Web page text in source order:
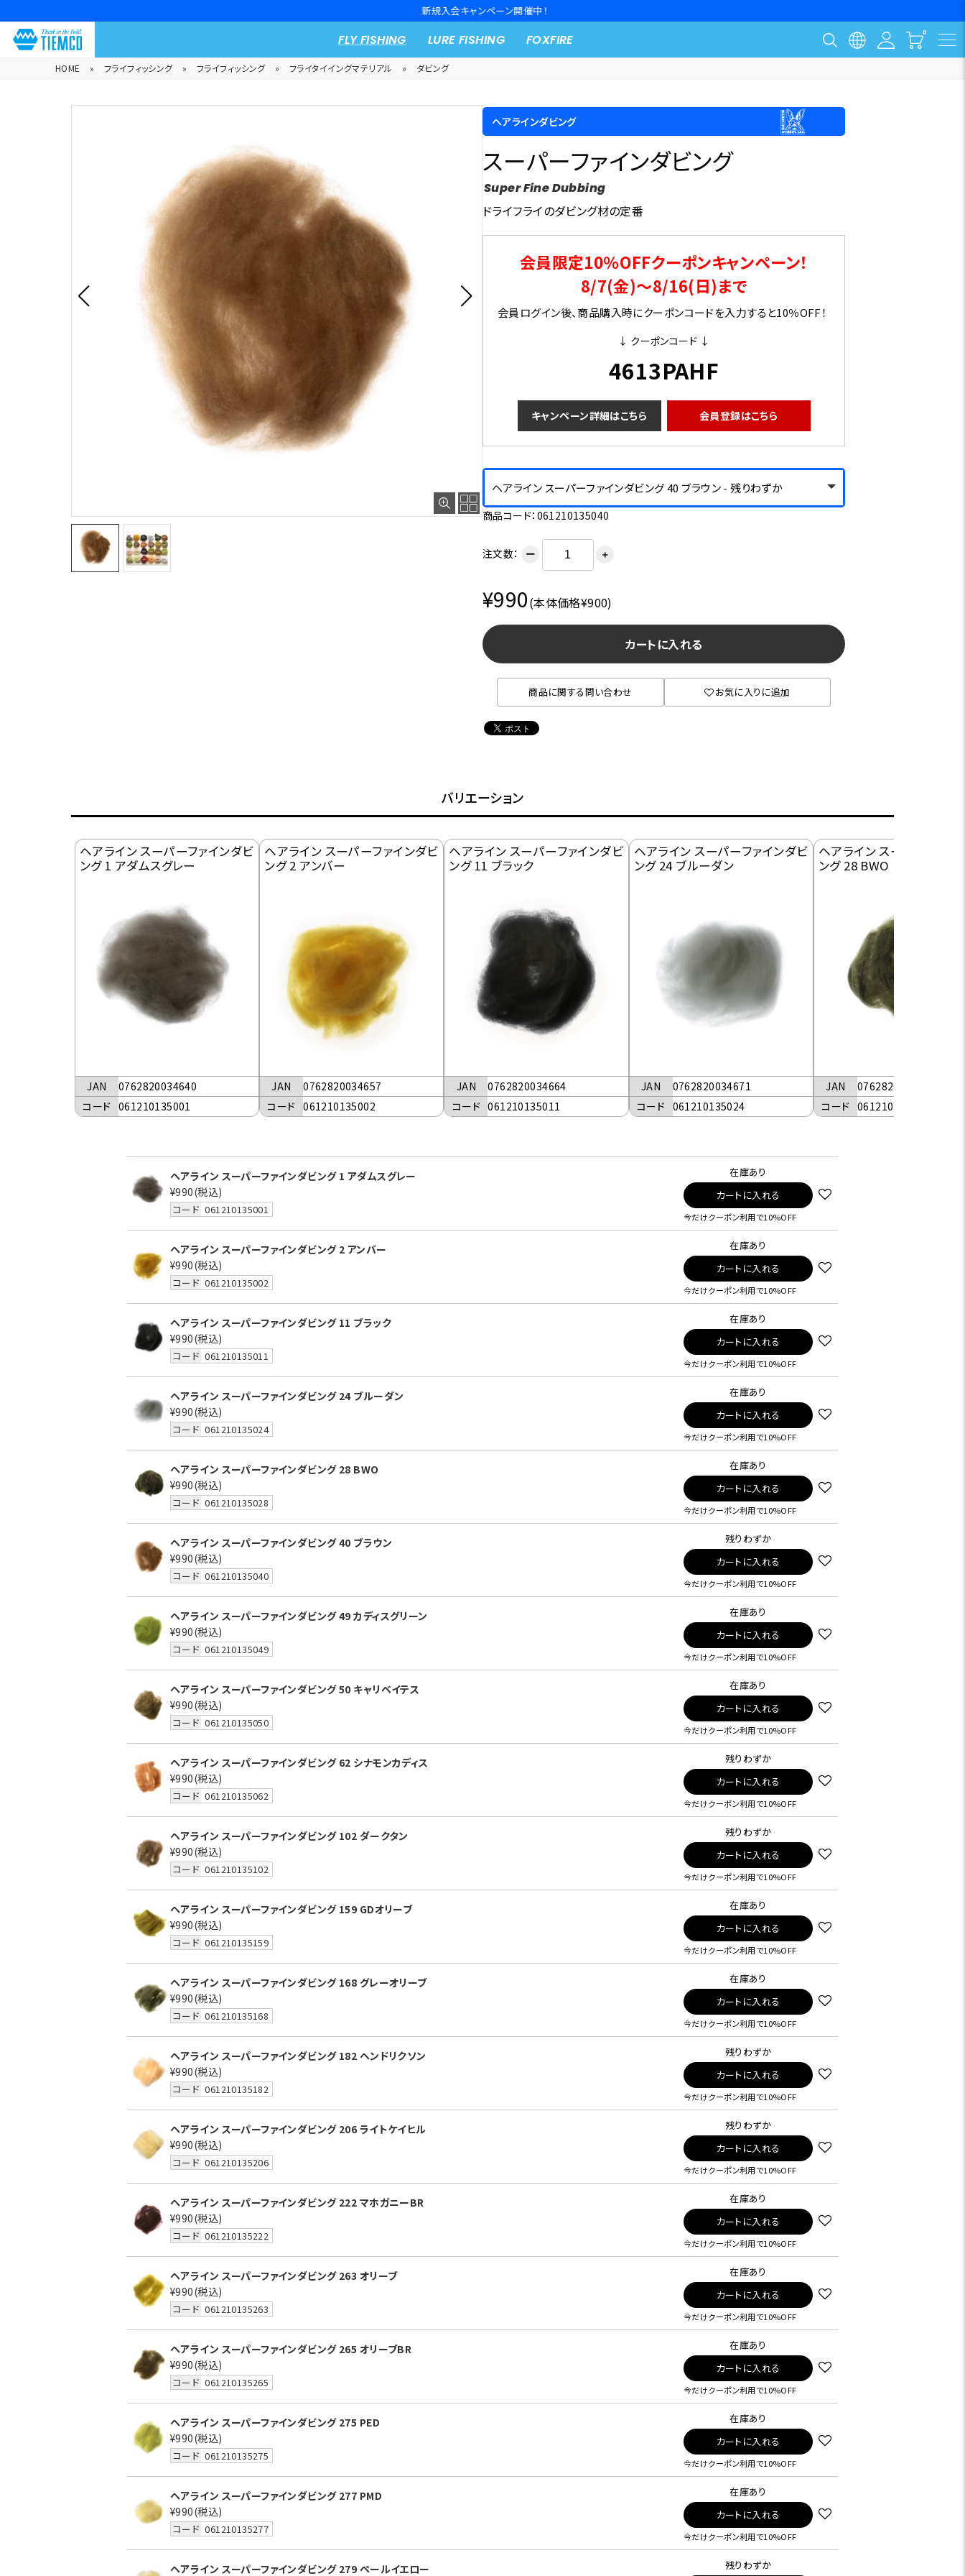
新規入会キャンペーン開催中！
FLY FISHING LURE FISHING FOXFIRE
HOME » フライフィッシング » フライフィッシング » フライタイイングマテリアル » ダビング
ヘアラインダビング
スーパーファインダビング
Super Fine Dubbing
ドライフライのダビング材の定番
会員限定10％OFFクーポンキャンペーン！
8/7(金)～8/16(日)まで
会員ログイン後、商品購入時にクーポンコードを入力すると10％OFF！
↓ クーポンコード ↓
4613PAHF
キャンペーン詳細はこちら 会員登録はこちら
ヘアライン スーパーファインダビング 40 ブラウン - 残りわずか
商品コード：061210135040
注文数： ー ＋
¥990(本体価格¥900)
カートに入れる
商品に関する問い合わせ お気に入りに追加
バリエーション
ヘアライン スーパーファインダビ
ング 1 アダムスグレー
JAN
0762820034640
コード 061210135001
ヘアライン スーパーファインダビ
ング 2 アンバー
JAN
0762820034657
コード 061210135002
ヘアライン スーパーファインダビ
ング 11 ブラック
JAN
0762820034664
コード 061210135011
ヘアライン スーパーファインダビ
ング 24 ブルーダン
JAN
0762820034671
コード 061210135024
ヘアライン スーパーファイ
ング 28 BWO
JAN
0762820034688
コード 061210135028
ヘアライン スーパーファインダビング 1 アダムスグレー
¥990(税込)
コード 061210135001
在庫あり
カートに入れる
今だけクーポン利用で10%OFF
ヘアライン スーパーファインダビング 2 アンバー
¥990(税込)
コード 061210135002
在庫あり
カートに入れる
今だけクーポン利用で10%OFF
ヘアライン スーパーファインダビング 11 ブラック
¥990(税込)
コード 061210135011
在庫あり
カートに入れる
今だけクーポン利用で10%OFF
ヘアライン スーパーファインダビング 24 ブルーダン
¥990(税込)
コード 061210135024
在庫あり
カートに入れる
今だけクーポン利用で10%OFF
ヘアライン スーパーファインダビング 28 BWO
¥990(税込)
コード 061210135028
在庫あり
カートに入れる
今だけクーポン利用で10%OFF
ヘアライン スーパーファインダビング 40 ブラウン
¥990(税込)
コード 061210135040
残りわずか
カートに入れる
今だけクーポン利用で10%OFF
ヘアライン スーパーファインダビング 49 カディスグリーン
¥990(税込)
コード 061210135049
在庫あり
カートに入れる
今だけクーポン利用で10%OFF
ヘアライン スーパーファインダビング 50 キャリベイテス
¥990(税込)
コード 061210135050
在庫あり
カートに入れる
今だけクーポン利用で10%OFF
ヘアライン スーパーファインダビング 62 シナモンカディス
¥990(税込)
コード 061210135062
残りわずか
カートに入れる
今だけクーポン利用で10%OFF
ヘアライン スーパーファインダビング 102 ダークタン
¥990(税込)
コード 061210135102
残りわずか
カートに入れる
今だけクーポン利用で10%OFF
ヘアライン スーパーファインダビング 159 GDオリーブ
¥990(税込)
コード 061210135159
在庫あり
カートに入れる
今だけクーポン利用で10%OFF
ヘアライン スーパーファインダビング 168 グレーオリーブ
¥990(税込)
コード 061210135168
在庫あり
カートに入れる
今だけクーポン利用で10%OFF
ヘアライン スーパーファインダビング 182 ヘンドリクソン
¥990(税込)
コード 061210135182
残りわずか
カートに入れる
今だけクーポン利用で10%OFF
ヘアライン スーパーファインダビング 206 ライトケイヒル
¥990(税込)
コード 061210135206
残りわずか
カートに入れる
今だけクーポン利用で10%OFF
ヘアライン スーパーファインダビング 222 マホガニーBR
¥990(税込)
コード 061210135222
在庫あり
カートに入れる
今だけクーポン利用で10%OFF
ヘアライン スーパーファインダビング 263 オリーブ
¥990(税込)
コード 061210135263
在庫あり
カートに入れる
今だけクーポン利用で10%OFF
ヘアライン スーパーファインダビング 265 オリーブBR
¥990(税込)
コード 061210135265
在庫あり
カートに入れる
今だけクーポン利用で10%OFF
ヘアライン スーパーファインダビング 275 PED
¥990(税込)
コード 061210135275
在庫あり
カートに入れる
今だけクーポン利用で10%OFF
ヘアライン スーパーファインダビング 277 PMD
¥990(税込)
コード 061210135277
在庫あり
カートに入れる
今だけクーポン利用で10%OFF
ヘアライン スーパーファインダビング 279 ペールイエロー 残りわずか